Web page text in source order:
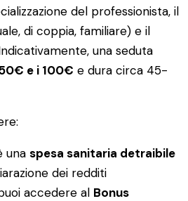
del professionista, il
di coppia, familiare) e il
una seduta
e i 100€ e dura circa 45-
una spesa sanitaria detraibile
dei redditi
accedere al Bonus